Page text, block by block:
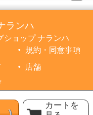
カートを
ランハ
ショップ ナランハ
規約・同意事項
店舗
Rights Reserved.